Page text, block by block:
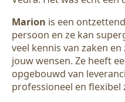
Marion is een
persoon en ze kan
veel kennis van zaken
jouw wensen. Ze heeft
opgebouwd van
professioneel en flexibel